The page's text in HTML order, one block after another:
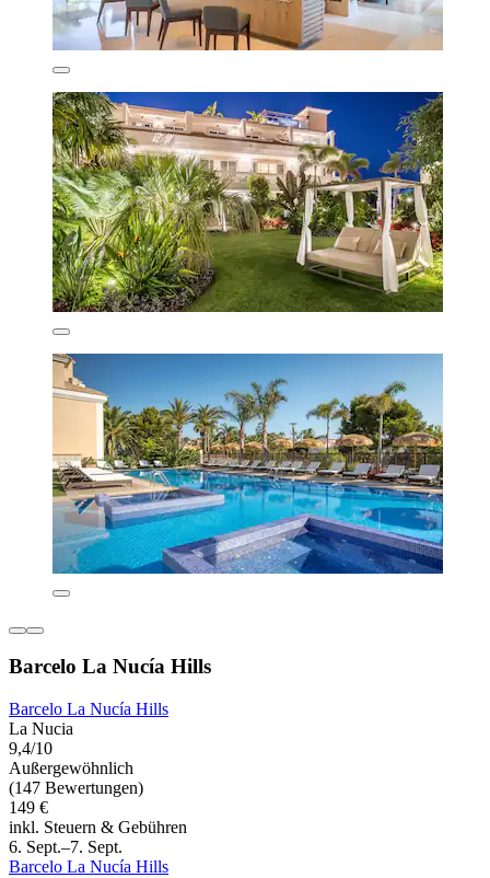
Barcelo La Nucía Hills
Barcelo La Nucía Hills
La Nucia
9,4/10
Außergewöhnlich
(147 Bewertungen)
149 €
inkl. Steuern & Gebühren
6. Sept.–7. Sept.
Barcelo La Nucía Hills